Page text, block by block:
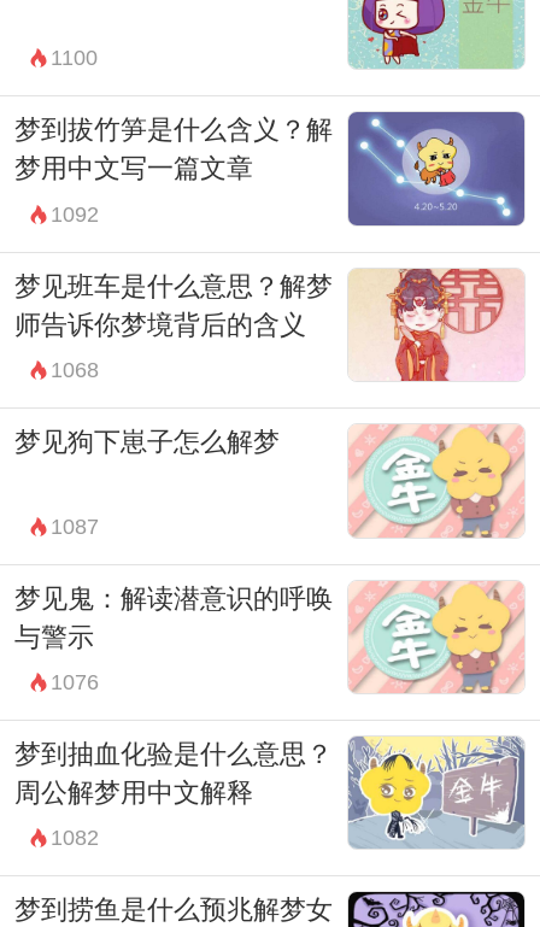
1100
梦到拔竹笋是什么含义？解
梦用中文写一篇文章
1092
梦见班车是什么意思？解梦
师告诉你梦境背后的含义
1068
梦见狗下崽子怎么解梦
1087
梦见鬼：解读潜意识的呼唤
与警示
1076
梦到抽血化验是什么意思？
周公解梦用中文解释
1082
梦到捞鱼是什么预兆解梦女